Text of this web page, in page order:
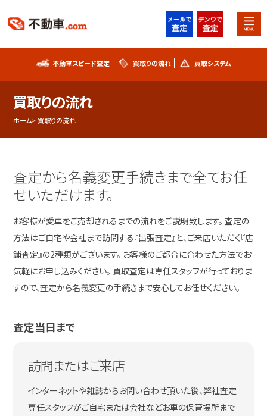
不動車スピード査定 買取りの流れ
買取システム
不動車買取実績 シリアルナンバー解説
お知らせ スタッフブログ
お問い合わせ
不動車スピード査定 買取りの流れ 買取システム
買取りの流れ
ホーム 買取りの流れ
査定から名義変更手続きまで全てお任
せいただけます。
お客様が愛車をご売却されるまでの流れをご説明致します。 査定の
方法はご自宅や会社まで訪問する『出張査定』と、ご来店いただく『店
舗査定』の2種類がございます。 お客様のご都合に合わせた方法でお
気軽にお申し込みください。 買取査定は専任スタッフが行っておりま
すので、査定から名義変更の手続きまで安心してお任せください。
査定当日まで
訪問またはご来店
インターネットや雑誌からお問い合わせ頂いた後、弊社査定
専任スタッフがご自宅または会社などお車の保管場所まで